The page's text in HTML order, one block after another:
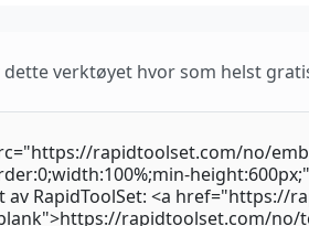
verktøyet hvor som helst